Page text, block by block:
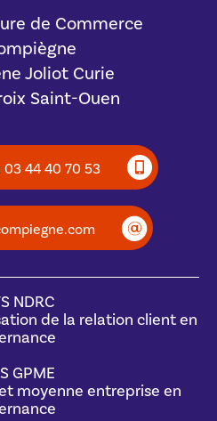
de Commerce
Joliot Curie
Saint-Ouen
44 40 70 53
NDRC
de la relation client en
GPME
moyenne entreprise en